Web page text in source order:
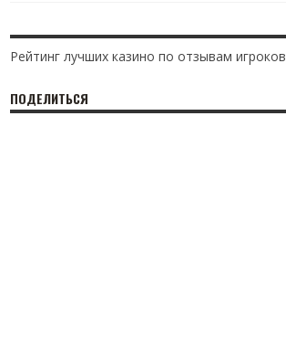
Рейтинг лучших казино по отзывам игроков
ПОДЕЛИТЬСЯ